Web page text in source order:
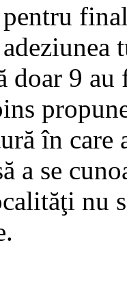
doar 9
în
a se
nu